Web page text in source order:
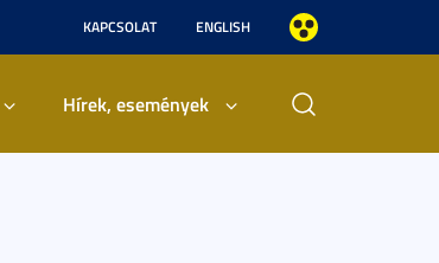
KAPCSOLAT ENGLISH
Hírek, események